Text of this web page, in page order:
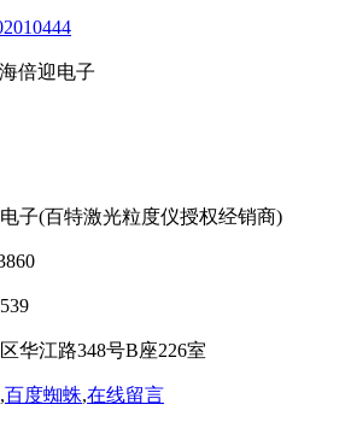
电子(百特激光粒度仪授权经销商)
区华江路348号B座226室
,百度蜘蛛,在线留言